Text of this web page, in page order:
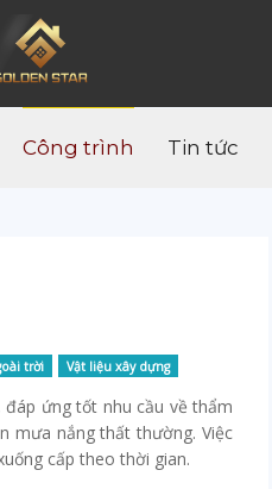
Công trình Tin tức
trời Vật liệu xây dựng
đáp ứng tốt nhu cầu về thẩm
mưa nắng thất thường. Việc
cấp theo thời gian.